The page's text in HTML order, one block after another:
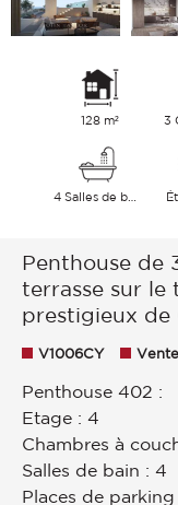
128 m² 3
Penthouse de
terrasse sur
prestigieux de
V1006CY Vente
Penthouse 402 :
Etage : 4
Chambres à
Salles de bain : 4
Places de parking